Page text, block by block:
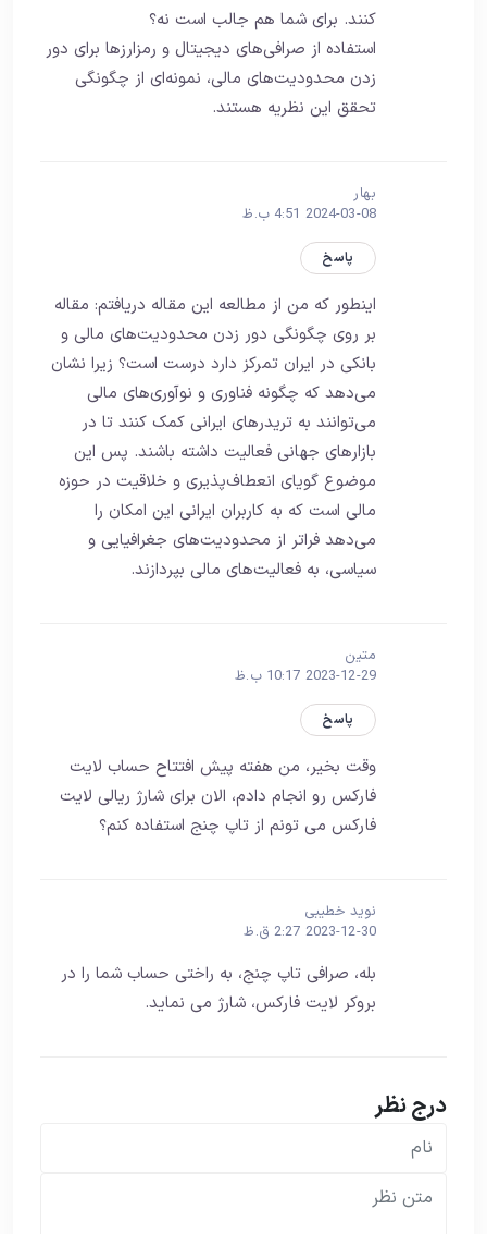
کنند. برای شما هم جالب است نه؟
استفاده از صرافی‌های دیجیتال و رمزارزها برای دور
زدن محدودیت‌های مالی، نمونه‌ای از چگونگی
تحقق این نظریه هستند.
بهار
2024-03-08 4:51 ب.ظ
پاسخ
اینطور که من از مطالعه این مقاله دریافتم: مقاله
بر روی چگونگی دور زدن محدودیت‌های مالی و
بانکی در ایران تمرکز دارد درست است؟ زیرا نشان
می‌دهد که چگونه فناوری و نوآوری‌های مالی
می‌توانند به تریدرهای ایرانی کمک کنند تا در
بازارهای جهانی فعالیت داشته باشند. پس این
موضوع گویای انعطاف‌پذیری و خلاقیت در حوزه
مالی است که به کاربران ایرانی این امکان را
می‌دهد فراتر از محدودیت‌های جغرافیایی و
سیاسی، به فعالیت‌های مالی بپردازند.
متین
2023-12-29 10:17 ب.ظ
پاسخ
وقت بخیر، من هفته پیش افتتاح حساب لایت
فارکس رو انجام دادم، الان برای شارژ ریالی لایت
فارکس می تونم از تاپ چنج استفاده کنم؟
نوید خطیبی
2023-12-30 2:27 ق.ظ
بله، صرافی تاپ چنج، به راختی حساب شما را در
بروکر لایت فارکس، شارژ می نماید.
درج نظر